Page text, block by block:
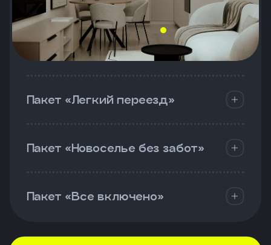
Пакет «Легкий переезд»
Пакет «Новоселье без забот»
Пакет «Все включено»